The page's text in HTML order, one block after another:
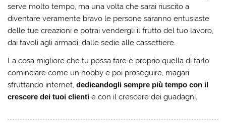
serve molto tempo, ma una volta che sarai riuscito a
diventare veramente bravo le persone saranno entusiaste
delle tue creazioni e potrai vendergli il frutto del tuo lavoro,
dai tavoli agli armadi, dalle sedie alle cassettiere.
La cosa migliore che tu possa fare è proprio quella di farlo
cominciare come un hobby e poi proseguire, magari
sfruttando internet,dedicandogli sempre più tempo con il
crescere dei tuoi clienti e con il crescere dei guadagni.